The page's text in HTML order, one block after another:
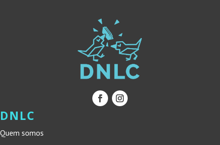
DNLC
Quem somos